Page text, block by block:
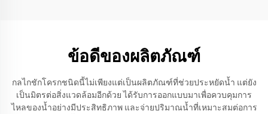
ข้อดีของผลิตภัณฑ์
กลไกชักโครกชนิดนี้ไม่เพียงแต่เป็นผลิตภัณฑ์ที่ช่วยประหยัดน้ำ แต่ยัง
เป็นมิตรต่อสิ่งแวดล้อมอีกด้วย ได้รับการออกแบบมาเพื่อควบคุมการ
ไหลของน้ำอย่างมีประสิทธิภาพ และจ่ายปริมาณน้ำที่เหมาะสมต่อการ